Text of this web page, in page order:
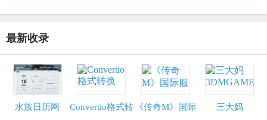
最新收录
水族日历网 Convertio格式转 《传奇M》国际 三大妈